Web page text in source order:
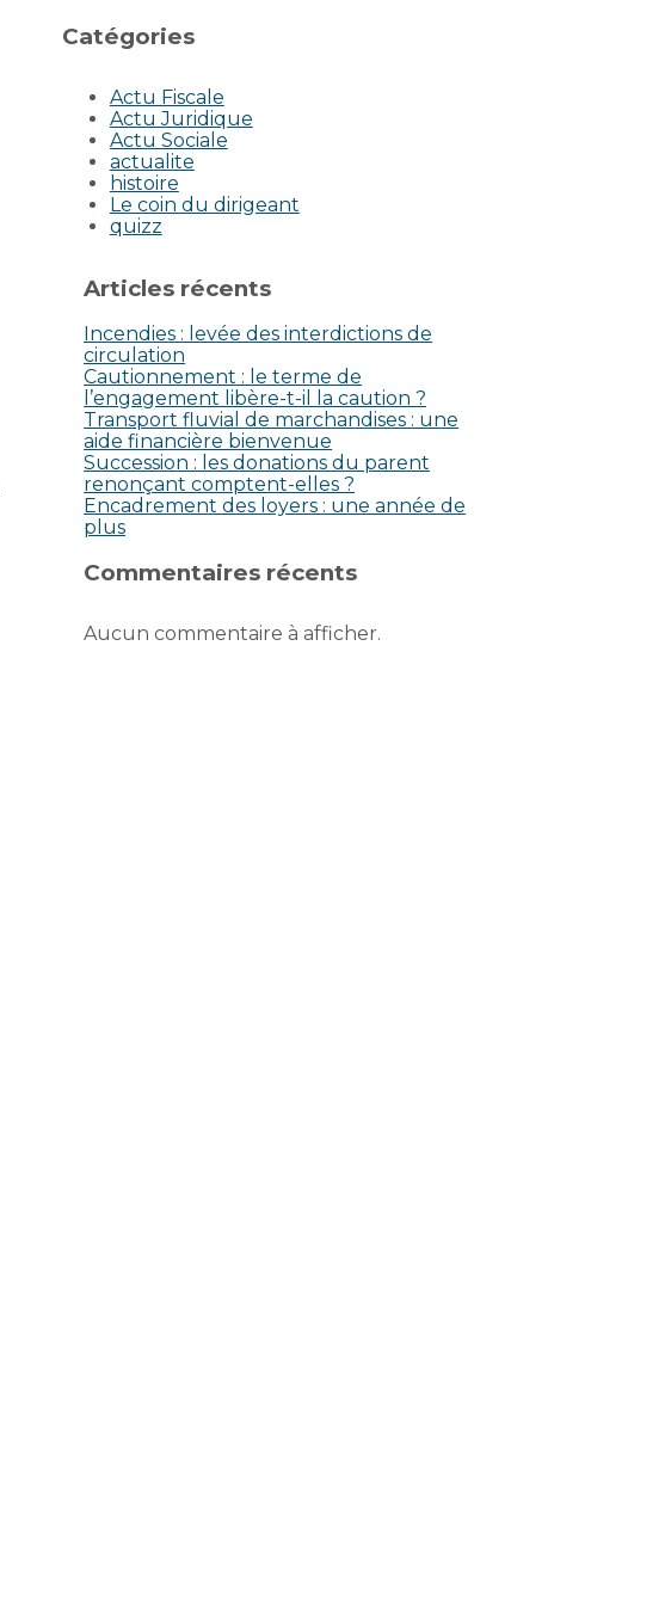
Catégories
Actu Fiscale
Actu Juridique
Actu Sociale
actualite
histoire
Le coin du dirigeant
quizz
Articles récents
Incendies : levée des interdictions de
circulation
Cautionnement : le terme de
l’engagement libère-t-il la caution ?
Transport fluvial de marchandises : une
aide financière bienvenue
Succession : les donations du parent
renonçant comptent-elles ?
Encadrement des loyers : une année de
plus
Commentaires récents
Aucun commentaire à afficher.